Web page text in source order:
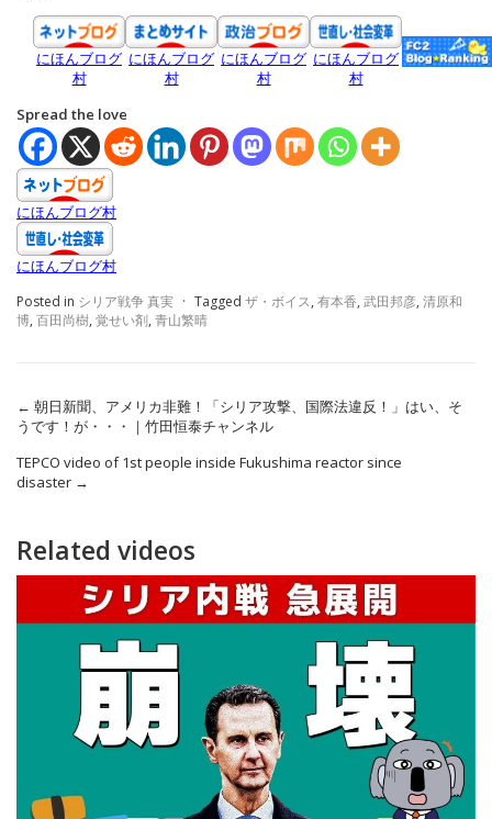
にほんブログ
村
にほんブログ
村
にほんブログ
村
にほんブログ
村
Spread the love
にほんブログ村
にほんブログ村
Posted in シリア戦争 真実 · Tagged ザ・ボイス, 有本香, 武田邦彦, 清原和
博, 百田尚樹, 覚せい剤, 青山繁晴
← 朝日新聞、アメリカ非難！「シリア攻撃、国際法違反！」はい、そ
うです！が・・・｜竹田恒泰チャンネル
TEPCO video of 1st people inside Fukushima reactor since
disaster →
Related videos